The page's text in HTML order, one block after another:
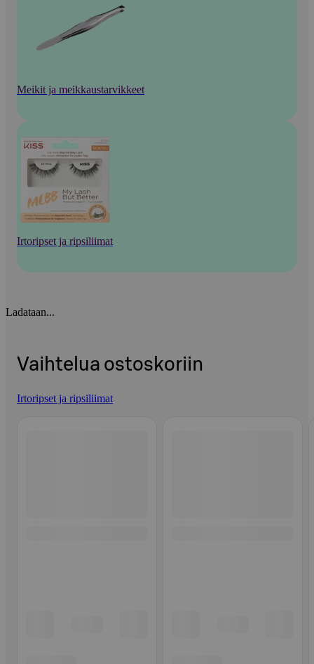
Meikit ja meikkaustarvikkeet
Irtoripset ja ripsiliimat
Ladataan...
Vaihtelua ostoskoriin
Irtoripset ja ripsiliimat